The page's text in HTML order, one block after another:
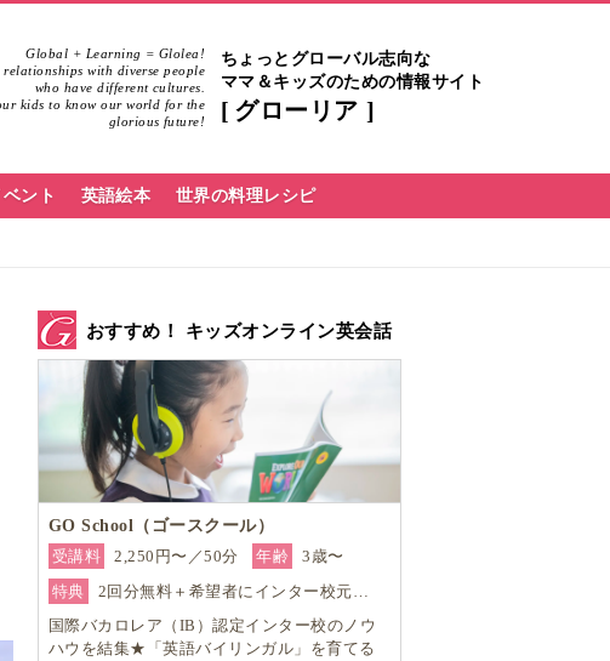
Global + Learning = Glolea!
relationships with diverse people
who have different cultures.
kids to know our world for the
glorious future!
ちょっとグローバル志向な
ママ＆キッズのための情報サイト
グローリア
ント 英語絵本 世界の料理レシピ
おすすめ！ キッズオンライン英会話
GO School（ゴースクール）
受講料
2,250円〜／50分 年齢
3歳〜
特典
2回分無料＋希望者にインター校元…
国際バカロレア（IB）認定インター校のノウ
ハウを結集★「英語バイリンガル」を育てる